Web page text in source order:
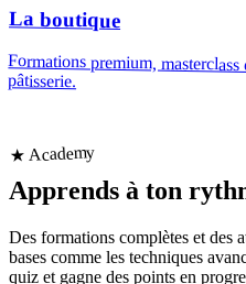
La boutique
Formations premium,
pâtisserie.
★ Academy
Apprends à ton
Des formations complètes et des
bases comme les techniques
quiz et gagne des points en